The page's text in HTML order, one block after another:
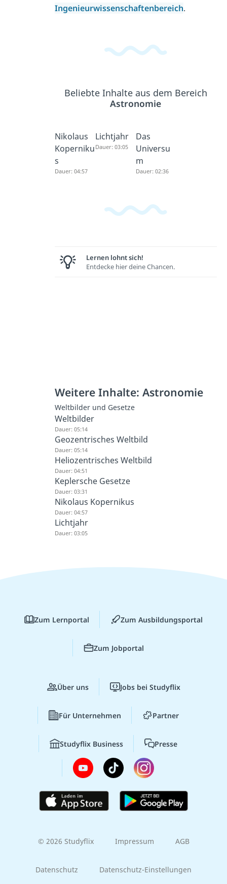
Ingenieurwissenschaftenbereich.
Beliebte Inhalte aus dem Bereich
Astronomie
Nikolaus
Koperniku
s
Dauer: 04:57
Lichtjahr
Dauer: 03:05
Das
Universu
m
Dauer: 02:36
Lernen lohnt sich!
Entdecke hier deine Chancen.
Weitere Inhalte: Astronomie
Weltbilder und Gesetze
Weltbilder
Dauer: 05:14
Geozentrisches Weltbild
Dauer: 05:14
Heliozentrisches Weltbild
Dauer: 04:51
Keplersche Gesetze
Dauer: 03:31
Nikolaus Kopernikus
Dauer: 04:57
Lichtjahr
Dauer: 03:05
Zum Lernportal Zum Ausbildungsportal
Zum Jobportal
Über uns Jobs bei Studyflix
Für Unternehmen Partner
Studyflix Business Presse
© 2026 Studyflix Impressum AGB
Datenschutz Datenschutz-Einstellungen